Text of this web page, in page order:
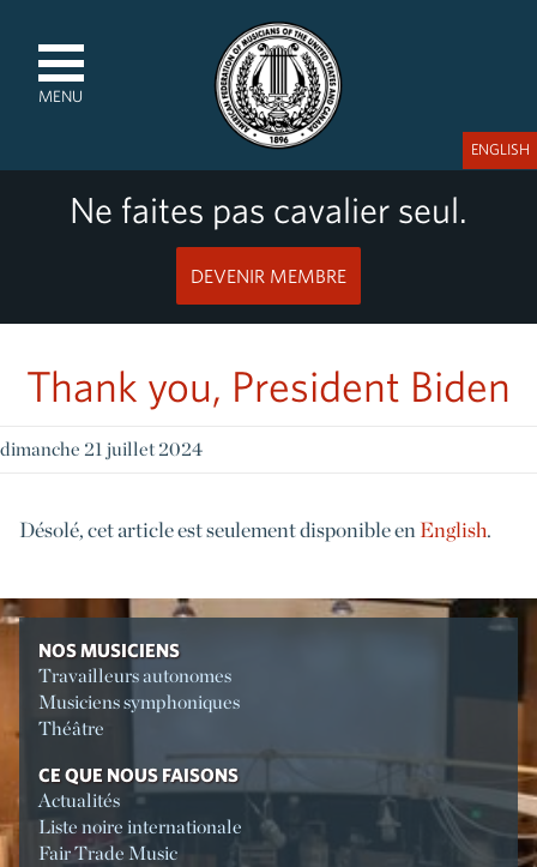
MENU
Ne faites pas cavalier seul.
DEVENIR MEMBRE
ENGLISH
Thank you, President Biden
dimanche 21 juillet 2024
Désolé, cet article est seulement disponible en English.
NOS MUSICIENS
Travailleurs autonomes
Musiciens symphoniques
Théâtre
CE QUE NOUS FAISONS
Actualités
Liste noire internationale
Fair Trade Music